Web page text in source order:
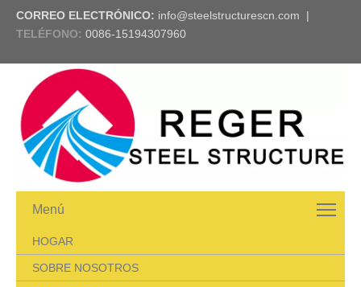
CORREO ELECTRÓNICO: info@steelstructurescn.com
|
TELÉFONO: 0086-15194307960
Menú
HOGAR
SOBRE NOSOTROS